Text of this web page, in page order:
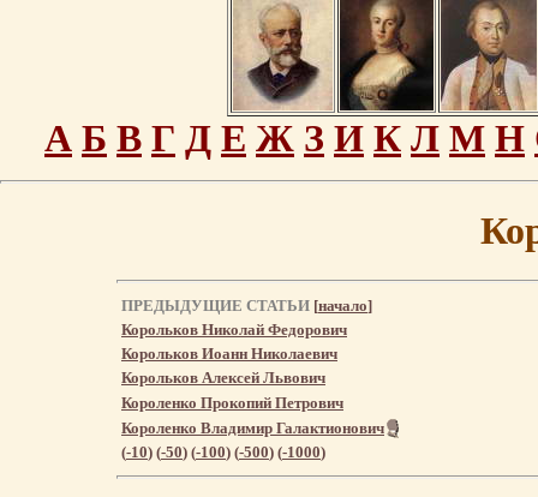
А Б В Г Д Е Ж З И К Л М Н
ПРЕДЫДУЩИЕ СТАТЬИ [начало]
Корольков Николай Федорович
Корольков Иоанн Николаевич
Корольков Алексей Львович
Короленко Прокопий Петрович
Короленко Владимир Галактионович
(-10) (-50) (-100) (-500) (-1000)